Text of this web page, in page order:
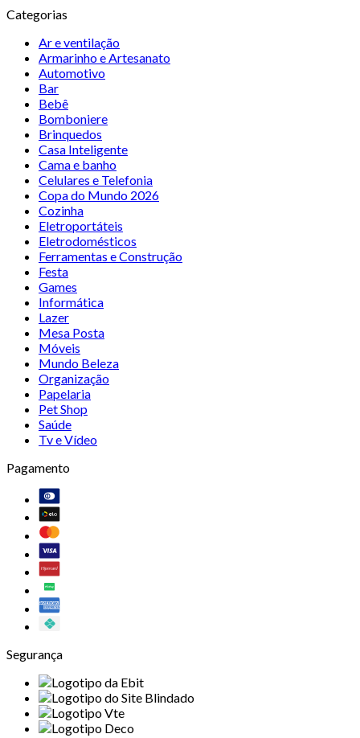
Categorias
Ar e ventilação
Armarinho e Artesanato
Automotivo
Bar
Bebê
Bomboniere
Brinquedos
Casa Inteligente
Cama e banho
Celulares e Telefonia
Copa do Mundo 2026
Cozinha
Eletroportáteis
Eletrodomésticos
Ferramentas e Construção
Festa
Games
Informática
Lazer
Mesa Posta
Móveis
Mundo Beleza
Organização
Papelaria
Pet Shop
Saúde
Tv e Vídeo
Pagamento
Segurança